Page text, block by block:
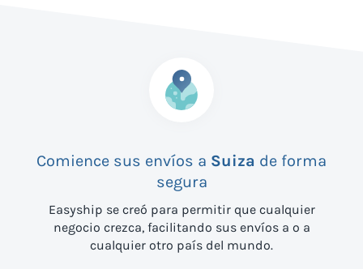
Comience sus envíos a Suiza de forma
segura
Easyship se creó para permitir que cualquier
negocio crezca, facilitando sus envíos a o a
cualquier otro país del mundo.